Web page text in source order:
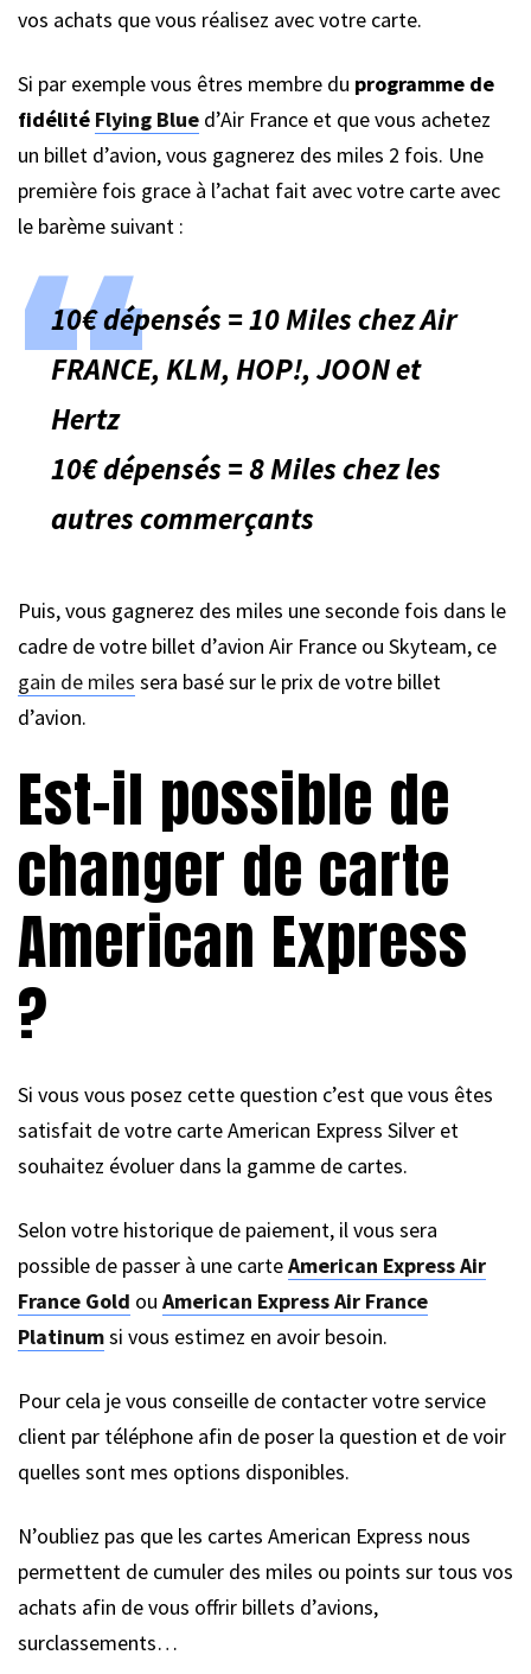
vos achats que vous réalisez avec votre carte.
Si par exemple vous êtres membre du programme de
fidélité Flying Blue d’Air France et que vous achetez
un billet d’avion, vous gagnerez des miles 2 fois. Une
première fois grace à l’achat fait avec votre carte avec
le barème suivant :
10€ dépensés = 10 Miles chez Air
FRANCE, KLM, HOP!, JOON et
Hertz
10€ dépensés = 8 Miles chez les
autres commerçants
Puis, vous gagnerez des miles une seconde fois dans le
cadre de votre billet d’avion Air France ou Skyteam, ce
gain de miles sera basé sur le prix de votre billet
d’avion.
Est-il possible de
changer de carte
American Express
?
Si vous vous posez cette question c’est que vous êtes
satisfait de votre carte American Express Silver et
souhaitez évoluer dans la gamme de cartes.
Selon votre historique de paiement, il vous sera
possible de passer à une carteAmerican Express Air
France Gold ou American Express Air France
Platinumsi vous estimez en avoir besoin.
Pour cela je vous conseille de contacter votre service
client par téléphone afin de poser la question et de voir
quelles sont mes options disponibles.
N’oubliez pas que les cartes American Express nous
permettent de cumuler des miles ou points sur tous vos
achats afin de vous offrir billets d’avions,
surclassements…